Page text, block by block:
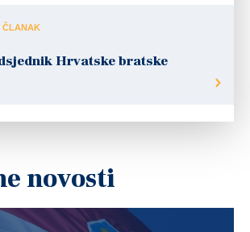
ČLANAK
Hrvatske bratske
novosti